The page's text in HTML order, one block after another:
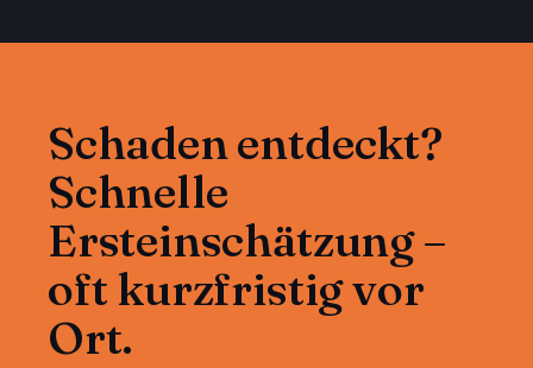
Schaden entdeckt?
Schnelle
Ersteinschätzung –
oft kurzfristig vor
Ort.